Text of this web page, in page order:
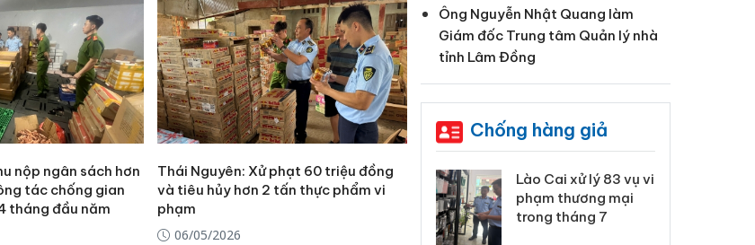
nộp ngân sách hơn
tác chống gian
tháng đầu năm
Thái Nguyên: Xử phạt 60 triệu đồng
và tiêu hủy hơn 2 tấn thực phẩm vi
phạm
06/05/2026
Ông Nguyễn Nhật Quang làm
Giám đốc Trung tâm Quản lý nhà
tỉnh Lâm Đồng
Chống hàng giả
Công an Thanh Hóa
tìm bị hại trong vụ
Lào Cai xử lý 83 vụ vi
phạm thương mại
trong tháng 7